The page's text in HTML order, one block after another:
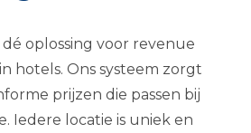
dé oplossing voor revenue
hotels. Ons systeem zorgt
prijzen die passen bij
Iedere locatie is uniek en